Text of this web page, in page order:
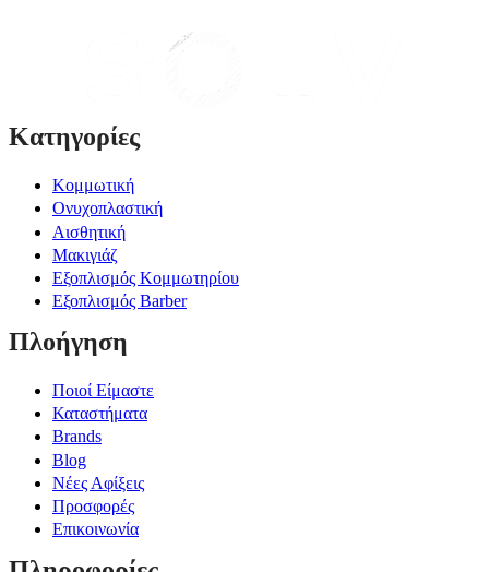
Κατηγορίες
Κομμωτική
Ονυχοπλαστική
Αισθητική
Μακιγιάζ
Εξοπλισμός Κομμωτηρίου
Εξοπλισμός Barber
Πλοήγηση
Ποιοί Είμαστε
Καταστήματα
Brands
Blog
Νέες Αφίξεις
Προσφορές
Επικοινωνία